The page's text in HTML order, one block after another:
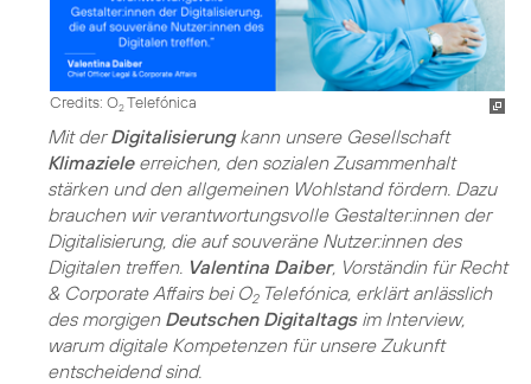
Credits: O2Telefónica
Mit derDigitalisierungkann unsere Gesellschaft
Klimazieleerreichen, den sozialen Zusammenhalt
stärken und den allgemeinen Wohlstand fördern. Dazu
brauchen wir verantwortungsvolle Gestalter:innen der
Digitalisierung, die auf souveräne Nutzer:innen des
Digitalen treffen. Valentina Daiber, Vorständin für Recht
& Corporate Affairs bei O2Telefónica, erklärt anlässlich
des morgigen Deutschen Digitaltagsim Interview,
warum digitale Kompetenzen für unsere Zukunft
entscheidend sind.